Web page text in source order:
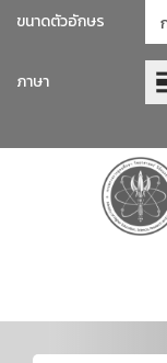
ขนาดตัวอักษร
ภาษา